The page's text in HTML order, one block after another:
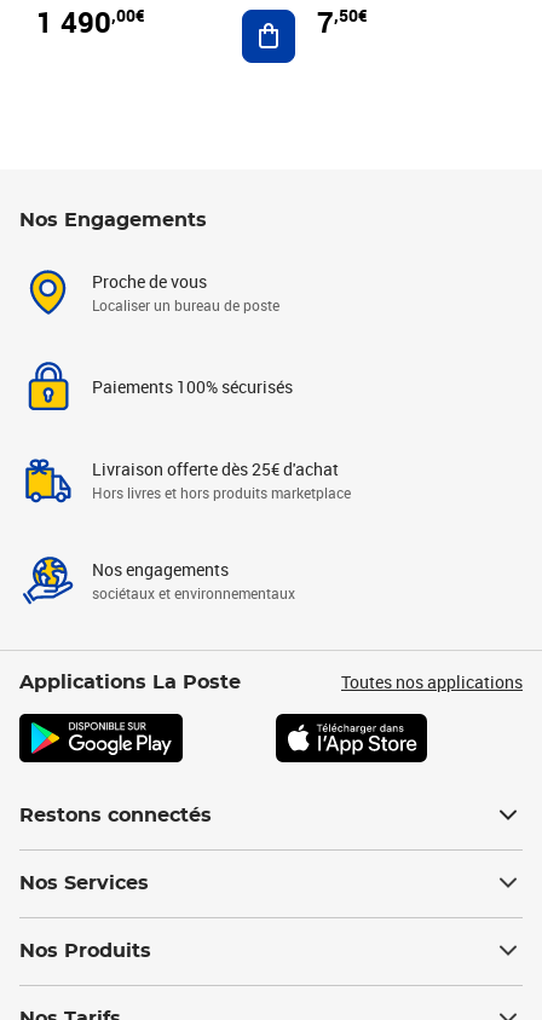
1 490,00€ Ajouter au panier
7,50€
Nos Engagements
Proche de vous
Localiser un bureau de poste
Paiements 100% sécurisés
Livraison offerte dès 25€ d'achat
Hors livres et hors produits marketplace
Nos engagements
sociétaux et environnementaux
Applications La Poste Toutes nos applications
Restons connectés
Nos Services
Nos Produits